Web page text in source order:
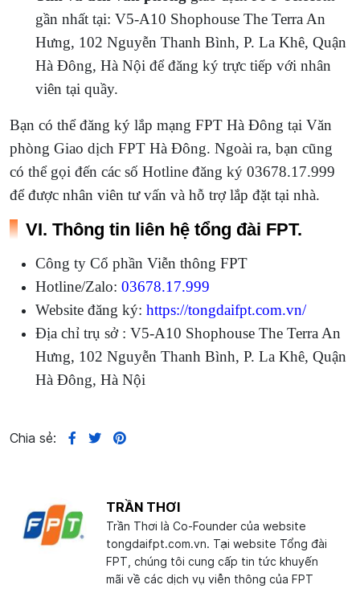
gần nhất tại: V5-A10 Shophouse The Terra An
Hưng, 102 Nguyễn Thanh Bình, P. La Khê, Quận
Hà Đông, Hà Nội để đăng ký trực tiếp với nhân
viên tại quầy.
Bạn có thể đăng ký lắp mạng FPT Hà Đông tại Văn
phòng Giao dịch FPT Hà Đông. Ngoài ra, bạn cũng
có thể gọi đến các số Hotline đăng ký 03678.17.999
để được nhân viên tư vấn và hỗ trợ lắp đặt tại nhà.
VI. Thông tin liên hệ tổng đài FPT.
Công ty Cổ phần Viễn thông FPT
Hotline/Zalo: 03678.17.999
Website đăng ký: https://tongdaifpt.com.vn/
Địa chỉ trụ sở : V5-A10 Shophouse The Terra An
Hưng, 102 Nguyễn Thanh Bình, P. La Khê, Quận
Hà Đông, Hà Nội
Chia sẻ:
TRẦN THƠI
Trần Thơi là Co-Founder của website
tongdaifpt.com.vn. Tại website Tổng đài
FPT, chúng tôi cung cấp tin tức khuyến
mãi về các dịch vụ viễn thông của FPT